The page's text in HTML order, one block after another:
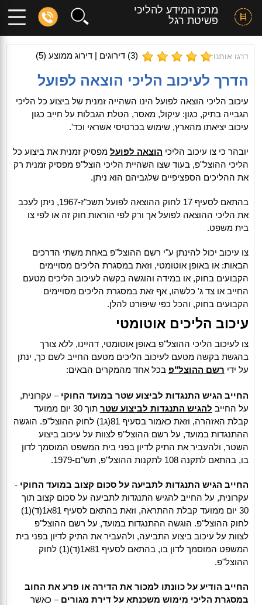
מרכז המידע להליכי
פשיטת רגל
דרגו אותנו: (
3) דירוגים | דירוג ממוצע (5
)
הדרך לעיכוב הליכי הוצאה לפועל
עיכוב הליכי הוצאה לפועל הינו השהייה זמנית של ביצוע כל הליכי
הגבייה בתיק, כגון: עיקול, מאסר, הטלת הגבלות על חייב כגון
עיכוב יציאתו מהארץ, שימוש בכרטיסי אשראי וכד'.
יובהר כי צו עיכוב הליכי הוצאה לפועל מפסיק זמנית את ביצוע כל
הליכי ההוצל"פ, בעוד שצו השהיית הליכי הוצל"פ מפסיק זמנית רק
את ההליכים הספציפיים שלגביהם הוא ניתן.
בהתאם לסעיף 17 לחוק ההוצאה לפועל תשכ"ז-1967, ניתן לעכב
את הליכי ההוצאה לפועל אך ורק לפי הוראות חוק זה או לפי צו
בית משפט.
צו עיכוב יכול להינתן ע"י רשם ההוצל"פ באחת משתי הדרכים
הבאות: או באופן אוטומטי, וזאת במסגרת הליכים מסויימים
הקבועים בחוק, או במידה והוגשה בקשה לעיכוב הליכים מטעם
החייב או צד ג' כלשהו, אף זאת במסגרת הליכים מסויימים
הקבועים בחוק, והכל כפי שיפורט להלן.
עיכוב הליכים אוטומטי
צו לעיכוב הליכי ההוצל"פ באופן אוטומטי, דהיינו, ללא צורך
בהגשת בקשה מטעם לעיכוב הליכים מטעם החייב לשם כך, ינתן
על ידי רשם ההוצל"פ בכל אחד מהמקרים הבאים:
החייב הגיש התנגדות לביצוע שטר במועד החוקי – עקרונית,
על החייב להגיש התנגדות לביצוע שטר
תוך 30 יום ממועד
קבלת האזהרה, וזאת כאמור בסעיף 81(ג1) לחוק ההוצל"פ. הוגשה
ההתנגדות במועד, על רשם ההוצל"פ לצוות על עיכוב ביצוע
השטר, ולהעביר את התיק לדיון בפני בית המשפט המוסמך לדון
בו, בהתאם לתקנה 108 לתקנות ההוצל"פ, תש"ם-1979.
החייב הגיש התנגדות לתביעה על סכום קצוב במועד החוקי -
עקרונית, על החייב להגיש התנגדות לתביעה על סכום קצוב תוך
30 יום ממועד קבלת ההתראה, וזאת בהתאם לסעיף 81א1(ד)(1)
לחוק ההוצל"פ. הוגשה ההתנגדות במועד, על רשם ההוצל"פ
לצוות על עיכוב ביצוע התביעה, ולהעביר את התיק לדיון בפני בית
המשפט המוסמך לדון בו, בהתאם לסעיף 81א1(ד)(1) לחוק
ההוצל"פ.
החייב הודיע על כוונתו למכור את הדירה או פרע את החוב
במסגרת הליכי מימוש משכנתא על דירת מגורים – כאשר